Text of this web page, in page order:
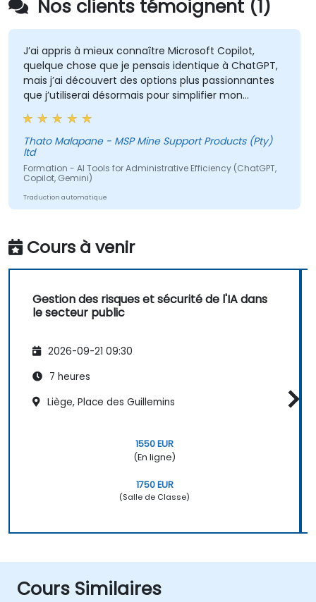
Nos clients témoignent (1)
J’ai appris à mieux connaître Microsoft Copilot,
quelque chose que je pensais identique à ChatGPT,
mais j’ai découvert des options plus passionnantes
que j’utiliserai désormais pour simplifier mon
quotidien.
Thato Malapane - MSP Mine Support Products (Pty)
ltd
Formation - AI Tools for Administrative Efficiency (ChatGPT,
Copilot, Gemini)
Traduction automatique
Cours à venir
Gestion des risques et sécurité de l'IA dans
le secteur public
2026-09-21 09:30
7 heures
Liège, Place des Guillemins
1550 EUR
(En ligne)
1750 EUR
(Salle de Classe)
Cours Similaires